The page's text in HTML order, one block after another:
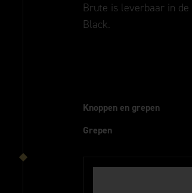
Brute is leverbaar in de
Black.
Knoppen en grepen
Grepen